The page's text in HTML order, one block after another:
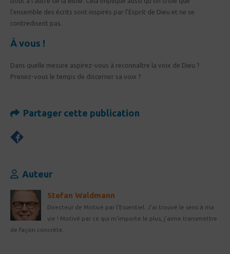
l’ensemble des écrits sont inspirés par l’Esprit de Dieu et ne se
contredisent pas.
À vous !
Dans quelle mesure aspirez-vous à reconnaître la voix de Dieu ?
Prenez-vous le temps de discerner sa voix ?
Partager cette publication
Auteur
Stefan Waldmann
Directeur de Motivé par l’Essentiel. J’ai trouvé le sens à ma
vie ! Motivé par ce qui m’importe le plus, j’aime transmettre
de façon concrète.